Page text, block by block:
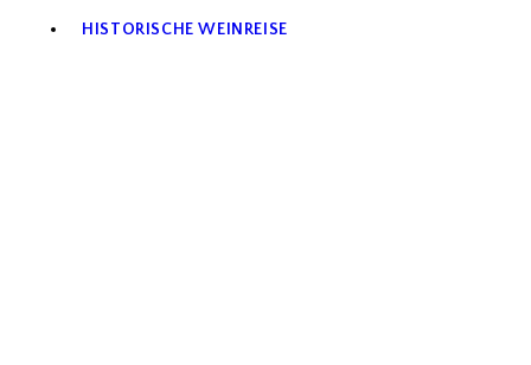
HISTORISCHE WEINREISE